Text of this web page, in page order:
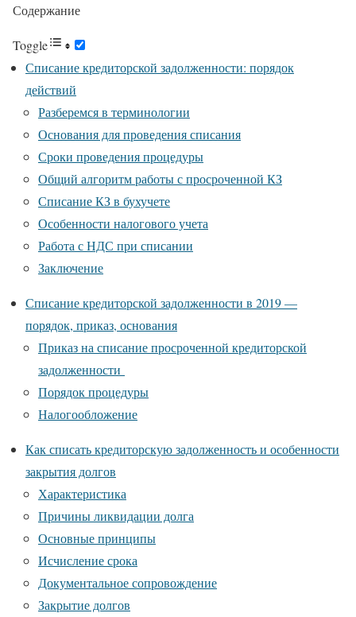
Содержание
Toggle
Списание кредиторской задолженности: порядок
действий
Разберемся в терминологии
Основания для проведения списания
Сроки проведения процедуры
Общий алгоритм работы с просроченной КЗ
Списание КЗ в бухучете
Особенности налогового учета
Работа с НДС при списании
Заключение
Списание кредиторской задолженности в 2019 —
порядок, приказ, основания
Приказ на списание просроченной кредиторской
задолженности
Порядок процедуры
Налогообложение
Как списать кредиторскую задолженность и особенности
закрытия долгов
Характеристика
Причины ликвидации долга
Основные принципы
Исчисление срока
Документальное сопровождение
Закрытие долгов